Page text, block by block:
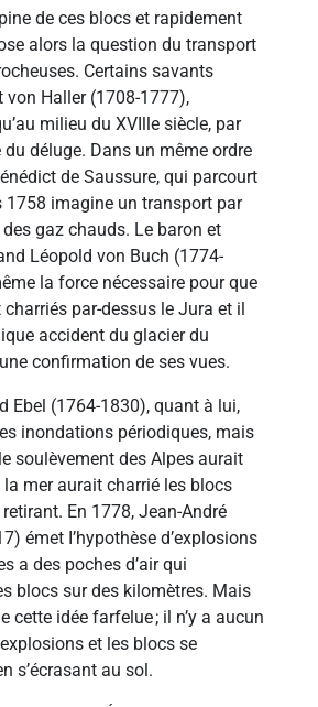
de ces blocs et rapidement
alors la question du transport
Certains savants
von Haller (1708-1777),
milieu du XVIlle siècle, par
du déluge. Dans un même ordre
de Saussure, qui parcourt
1758 imagine un transport par
gaz chauds. Le baron et
Léopold von Buch (1774-
la force nécessaire pour que
par-dessus le Jura et il
accident du glacier du
confirmation de ses vues.
Ebel (1764-1830), quant à lui,
inondations périodiques, mais
soulèvement des Alpes aurait
mer aurait charrié les blocs
En 1778, Jean-André
émet I’hypothèse d’explosions
a des poches d’air qui
blocs sur des kilomètres. Mais
cette idée farfelue ; il n’y a aucun
et les blocs se
s’écrasant au sol.